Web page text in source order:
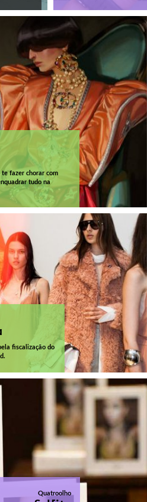
te fazer chorar com
tudo na
fiscalização do
Quatroolho